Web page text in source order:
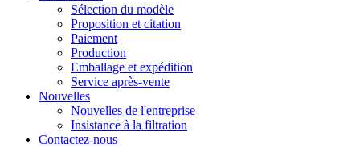
Sélection du modèle
Proposition et citation
Paiement
Production
Emballage et expédition
Service après-vente
Nouvelles
Nouvelles de l'entreprise
Insistance à la filtration
Contactez-nous